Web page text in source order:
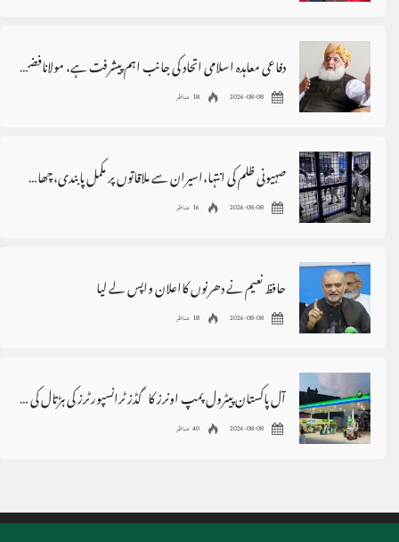
دفاعی معاہدہ اسلامی اتحاد کی جانب اہم پیشرفت ہے، مولانافضل الرحمٰن
2026-08-08 18 مناظر
صہیونی ظلم کی انتہا،اسیران سے ملاقاتوں پر مکمل پابندی،چھاپے،گرفتاریاں
2026-08-08 16 مناظر
حافظ نعیم نے دھرنوں کااعلان واپس لے لیا
2026-08-08 18 مناظر
آل پاکستان پیٹرول پمپ اونرز کا گڈز ٹرانسپورٹرز کی ہڑتال کی حمایت کا اعلان
2026-08-08 40 مناظر